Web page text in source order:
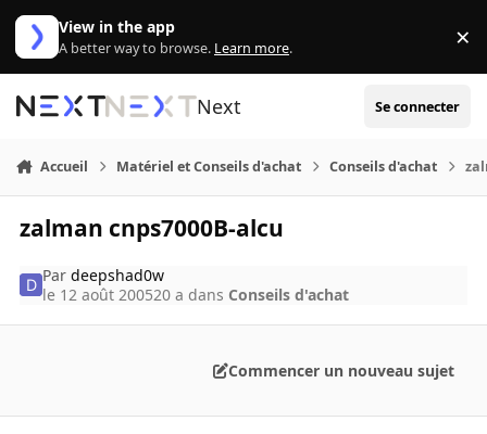
Aller au contenu
View in the app
A better way to browse. Learn more. ×
Next Se connecter
Accueil Matériel et Conseils d'achat Conseils d'achat
zalman cnps7000B-alcu
Pardeepshad0w
le 12 août 200520 a dans Conseils d'achat
Commencer un nouveau sujet